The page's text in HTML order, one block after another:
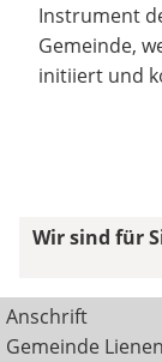
Instrument
Gemeinde,
initiiert und
Wir sind für
Anschrift
Gemeinde Lienen